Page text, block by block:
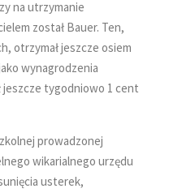
na utrzymanie
został Bauer. Ten,
otrzymał jeszcze osiem
wynagrodzenia
jeszcze tygodniowo 1 cent
prowadzonej
wikarialnego urzędu
usterek,